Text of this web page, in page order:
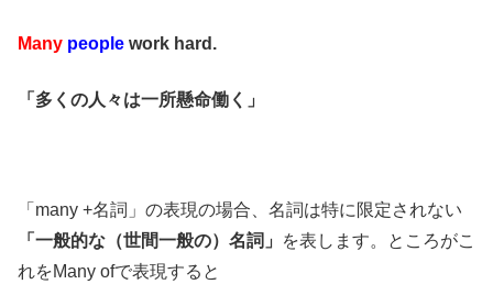
Many people work hard.
「多くの人々は一所懸命働く」
「many +名詞」の表現の場合、名詞は特に限定されない
「一般的な（世間一般の）名詞」
を表します。ところがこ
れをMany ofで表現すると